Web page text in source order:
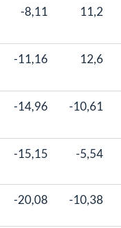
-8,11 11,2
-11,16 12,6
-14,96 -10,61
-15,15 -5,54
-20,08 -10,38